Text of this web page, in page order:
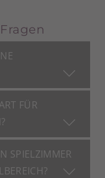
FÜR
SPIELZIMMER